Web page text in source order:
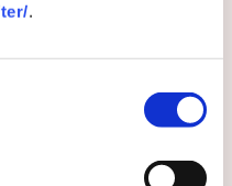
.
agerande vid
förklarar polisens